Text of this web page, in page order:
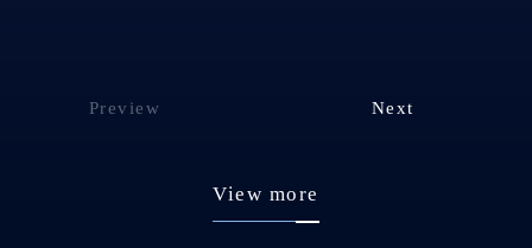
Preview Next
View more